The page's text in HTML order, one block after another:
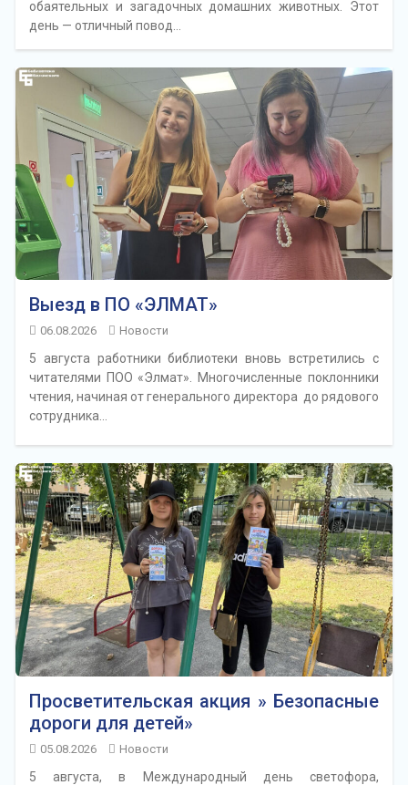
обаятельных и загадочных домашних животных. Этот
день — отличный повод…
Выезд в ПО «ЭЛМАТ»
06.08.2026 Новости
5 августа работники библиотеки вновь встретились с
читателями ПОО «Элмат». Многочисленные поклонники
чтения, начиная от генерального директора до рядового
сотрудника…
Просветительская акция » Безопасные
дороги для детей»
05.08.2026 Новости
5 августа, в Международный день светофора,